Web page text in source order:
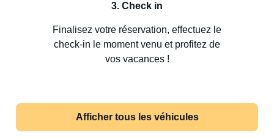
3. Check in
Finalisez votre réservation, effectuez le
check-in le moment venu et profitez de
vos vacances !
Afficher tous les véhicules